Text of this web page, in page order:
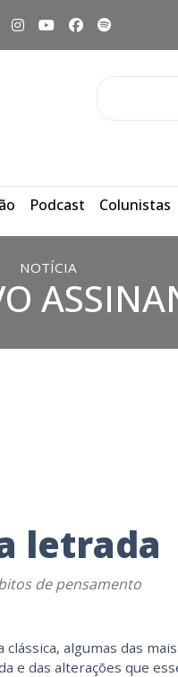
Podcast Colunistas
NOTÍCIA
letrada
de pensamento
algumas das mais
e das alterações que